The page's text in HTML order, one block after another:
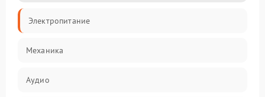
Электропитание
Механика
Аудио